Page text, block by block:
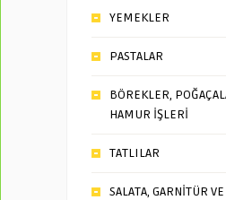
YEMEKLER
PASTALAR
BÖREKLER,
HAMUR İŞLERİ
TATLILAR
SALATA, GARNİTÜR